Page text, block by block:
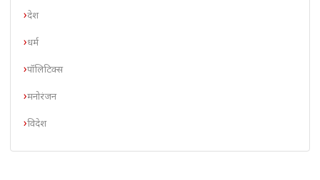
देश
धर्म
पॉलिटिक्स
मनोरंजन
विदेश